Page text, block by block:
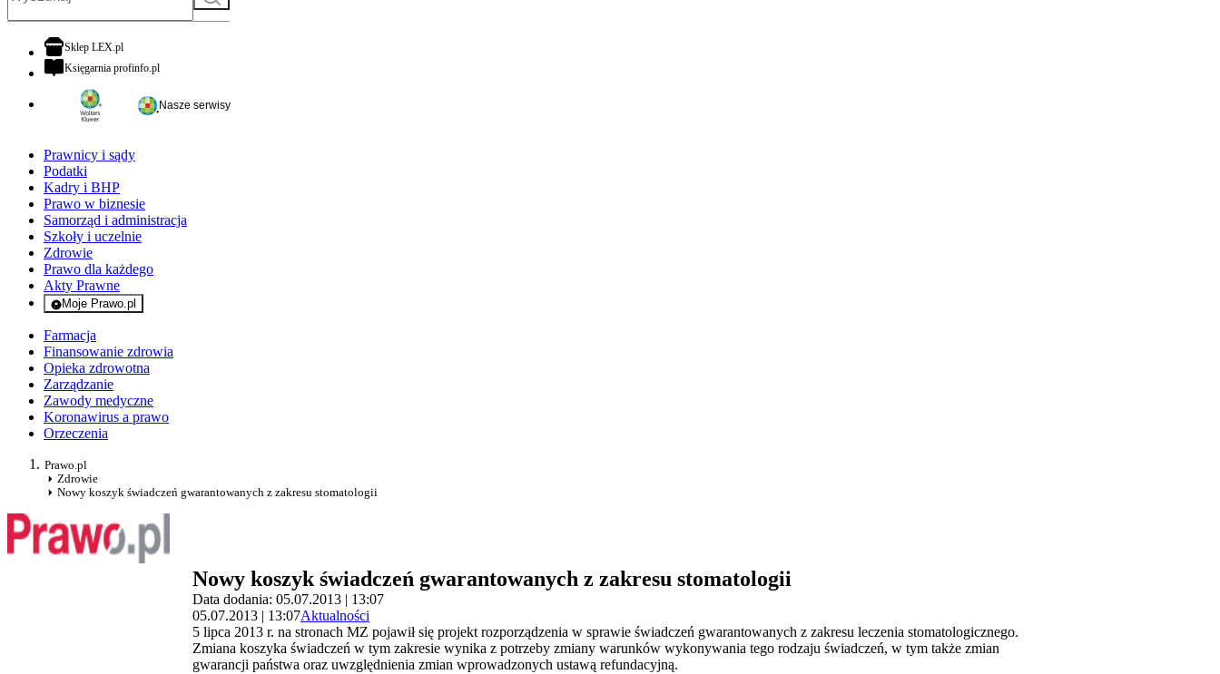
Sklep LEX.plotwiera się w nowej karcie
Księgarnia profinfo.plotwiera się w nowej karcie
Nasze serwisy
Prawnicy i sądy
Podatki
Kadry i BHP
Prawo w biznesie
Samorząd i administracja
Szkoły i uczelnie
Zdrowie
Prawo dla każdego
Akty Prawne
Moje Prawo.pl
- rejestracja i logowanie do serwisu
Farmacja
Finansowanie zdrowia
Opieka zdrowotna
Zarządzanie
Zawody medyczne
Koronawirus a prawo
Orzeczenia
Prawo.pl
Zdrowie
Nowy koszyk świadczeń gwarantowanych z zakresu stomatologii
Nowy koszyk świadczeń gwarantowanych z zakresu stomatologii
Data dodania: 05.07.2013 | 13:07
05.07.2013 | 13:07Aktualności
5 lipca 2013 r. na stronach MZ pojawił się projekt rozporządzenia w sprawie świadczeń gwarantowanych z zakresu leczenia stomatologicznego.
Zmiana koszyka świadczeń w tym zakresie wynika z potrzeby zmiany warunków wykonywania tego rodzaju świadczeń, w tym także zmian
gwarancji państwa oraz uwzględnienia zmian wprowadzonych ustawą refundacyjną.